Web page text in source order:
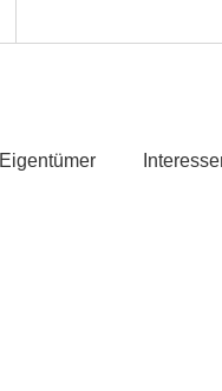
Eigentümer